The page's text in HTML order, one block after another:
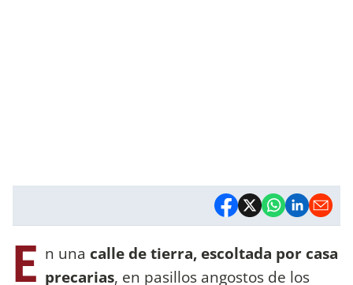
E n una calle de tierra, escoltada por casa
precarias, en pasillos angostos de los